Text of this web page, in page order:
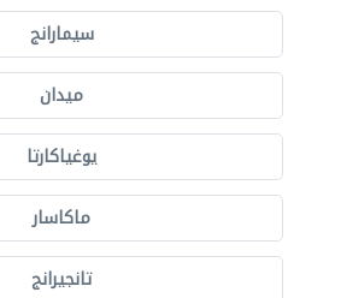
سيمارانج
ميدان
يوغياكارتا
ماكاسار
تانجيرانج